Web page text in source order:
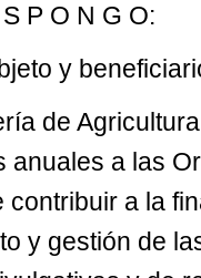
P O N G O:
y
de
anuales a las
contribuir a la
y gestión de